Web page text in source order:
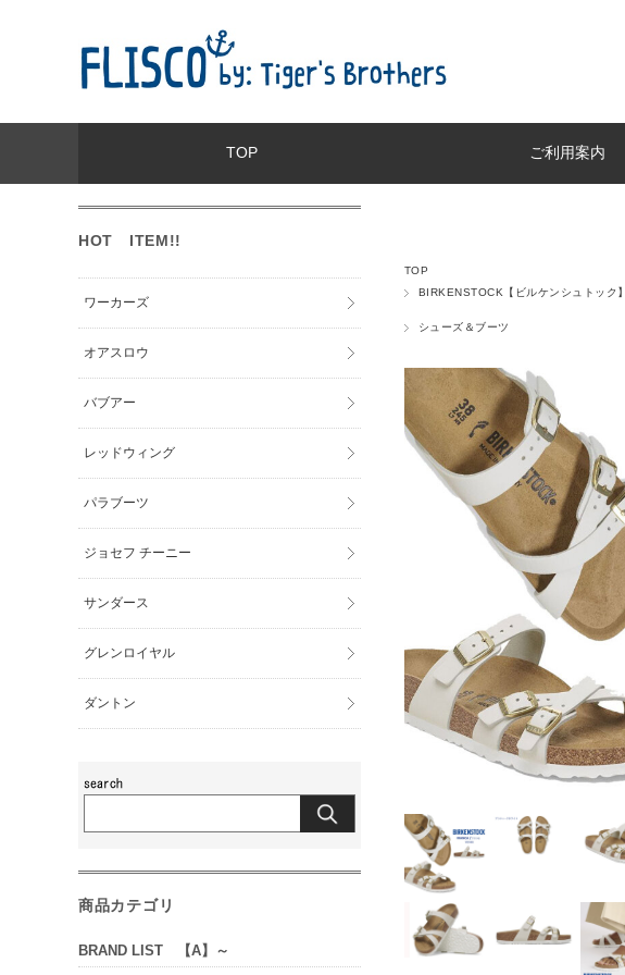
TOP ご利用案内
TOP
BIRKENSTOCK【ビルケンシュトック】
シューズ＆ブーツ
HOT ITEM!!
ワーカーズ
オアスロウ
バブアー
レッドウィング
パラブーツ
ジョセフ チーニー
サンダース
グレンロイヤル
ダントン
商品カテゴリ
BRAND LIST 【A】～